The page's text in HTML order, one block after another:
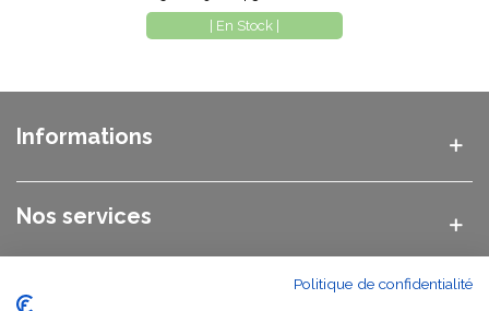
| En Stock |
Informations
Nos services
Nos catégories Politique de confidentialité